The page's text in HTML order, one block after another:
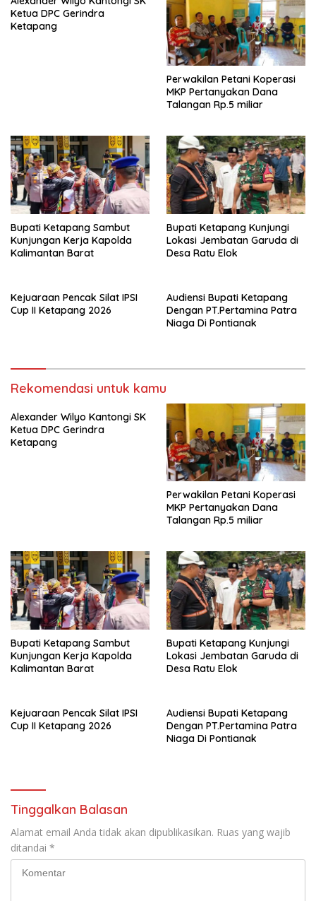
k p
Ketua DPC Gerindra
Ketapang
Perwakilan Petani Koperasi
MKP Pertanyakan Dana
Talangan Rp.5 miliar
Bupati Ketapang Sambut
Kunjungan Kerja Kapolda
Kalimantan Barat
Bupati Ketapang Kunjungi
Lokasi Jembatan Garuda di
Desa Ratu Elok
Kejuaraan Pencak Silat IPSI
Cup II Ketapang 2026
Audiensi Bupati Ketapang
Dengan PT.Pertamina Patra
Niaga Di Pontianak
Rekomendasi untuk kamu
Alexander Wilyo Kantongi SK
Ketua DPC Gerindra
Ketapang
Perwakilan Petani Koperasi
MKP Pertanyakan Dana
Talangan Rp.5 miliar
Bupati Ketapang Sambut
Kunjungan Kerja Kapolda
Kalimantan Barat
Bupati Ketapang Kunjungi
Lokasi Jembatan Garuda di
Desa Ratu Elok
Kejuaraan Pencak Silat IPSI
Cup II Ketapang 2026
Audiensi Bupati Ketapang
Dengan PT.Pertamina Patra
Niaga Di Pontianak
Tinggalkan Balasan
Alamat email Anda tidak akan dipublikasikan. Ruas yang wajib
ditandai *